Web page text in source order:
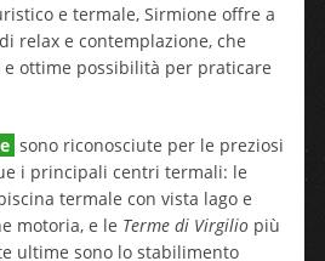
e termale, Sirmione offre a
relax e contemplazione, che
ottime possibilità per praticare
sono riconosciute per le preziosi
i principali centri termali: le
termale con vista lago e
motoria, e le Terme di Virgiliopiù
ultime sono lo stabilimento